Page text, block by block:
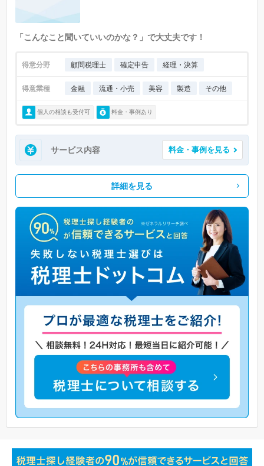
「こんなこと聞いていいのかな？」で大丈夫です！
得意分野 顧問税理士 確定申告 経理・決算
得意業種 金融 流通・小売 美容 製造 その他
個人の相談も受付可 料金・事例あり
サービス内容 料金・事例を見る
詳細を見る